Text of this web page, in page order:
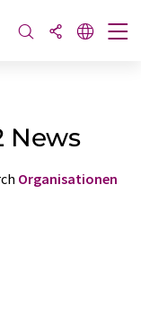
News
Organisationen